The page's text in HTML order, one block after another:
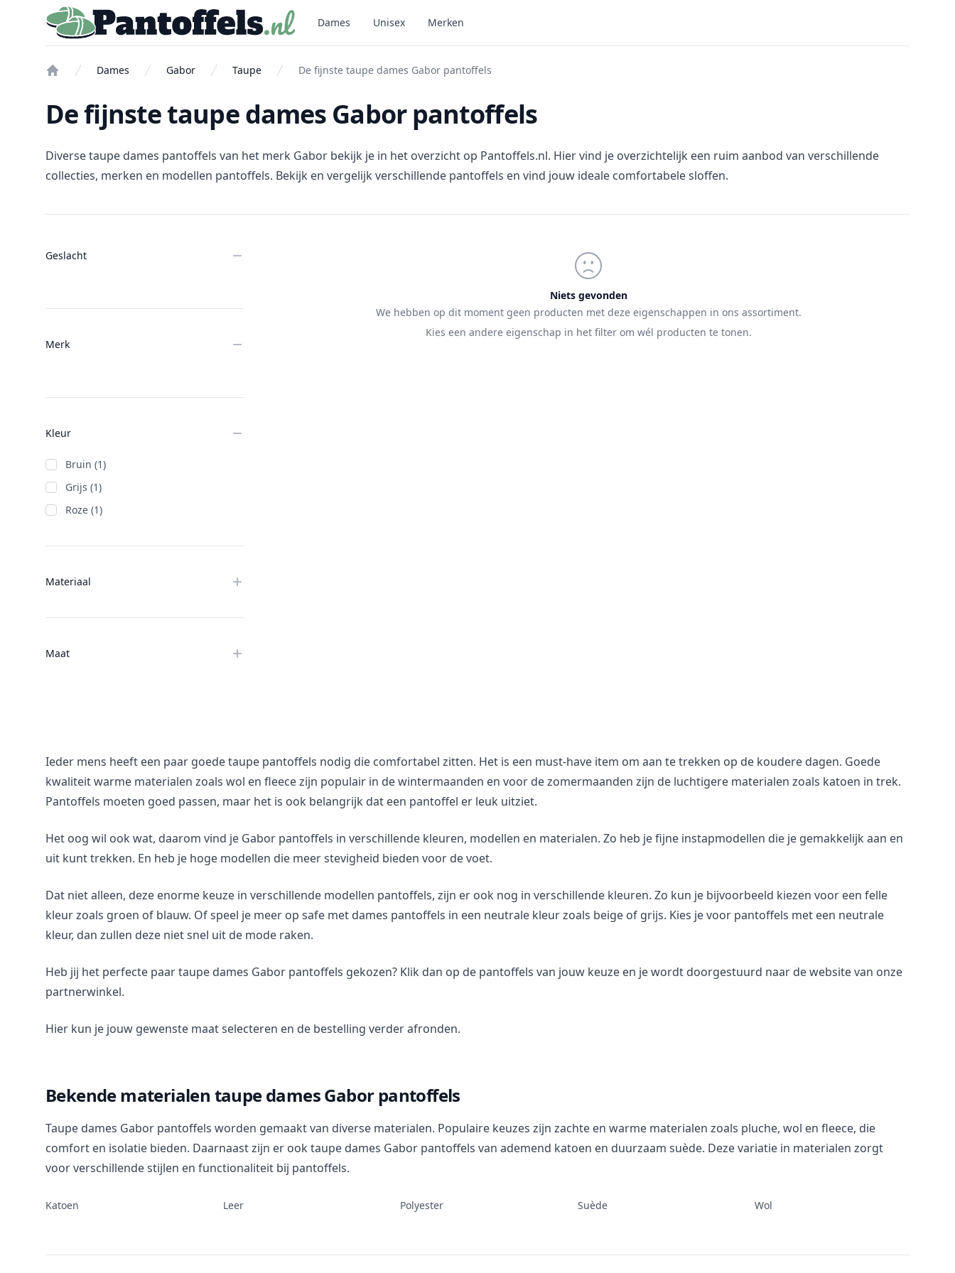
Pantoffels.nl
Dames Unisex Merken
Dames Gabor Taupe De fijnste taupe dames Gabor pantoffels
De fijnste taupe dames Gabor pantoffels
Diverse taupe dames pantoffels van het merk Gabor bekijk je in het overzicht op Pantoffels.nl. Hier vind je overzichtelijk een ruim aanbod van verschillende
collecties, merken en modellen pantoffels. Bekijk en vergelijk verschillende pantoffels en vind jouw ideale comfortabele sloffen.
Filters
Geslacht
Merk
Kleur
Bruin (1)
Grijs (1)
Roze (1)
Materiaal
Maat
Niets gevonden
We hebben op dit moment geen producten met deze eigenschappen in ons assortiment.
Kies een andere eigenschap in het filter om wél producten te tonen.
Ieder mens heeft een paar goede taupe pantoffels nodig die comfortabel zitten. Het is een must-have item om aan te trekken op de koudere dagen. Goede
kwaliteit warme materialen zoals wol en fleece zijn populair in de wintermaanden en voor de zomermaanden zijn de luchtigere materialen zoals katoen in trek.
Pantoffels moeten goed passen, maar het is ook belangrijk dat een pantoffel er leuk uitziet.
Het oog wil ook wat, daarom vind je Gabor pantoffels in verschillende kleuren, modellen en materialen. Zo heb je fijne instapmodellen die je gemakkelijk aan en
uit kunt trekken. En heb je hoge modellen die meer stevigheid bieden voor de voet.
Dat niet alleen, deze enorme keuze in verschillende modellen pantoffels, zijn er ook nog in verschillende kleuren. Zo kun je bijvoorbeeld kiezen voor een felle
kleur zoals groen of blauw. Of speel je meer op safe met dames pantoffels in een neutrale kleur zoals beige of grijs. Kies je voor pantoffels met een neutrale
kleur, dan zullen deze niet snel uit de mode raken.
Heb jij het perfecte paar taupe dames Gabor pantoffels gekozen? Klik dan op de pantoffels van jouw keuze en je wordt doorgestuurd naar de website van onze
partnerwinkel.
Hier kun je jouw gewenste maat selecteren en de bestelling verder afronden.
Bekende materialen taupe dames Gabor pantoffels
Taupe dames Gabor pantoffels worden gemaakt van diverse materialen. Populaire keuzes zijn zachte en warme materialen zoals pluche, wol en fleece, die
comfort en isolatie bieden. Daarnaast zijn er ook taupe dames Gabor pantoffels van ademend katoen en duurzaam suède. Deze variatie in materialen zorgt
voor verschillende stijlen en functionaliteit bij pantoffels.
Katoen Leer Polyester Suède Wol